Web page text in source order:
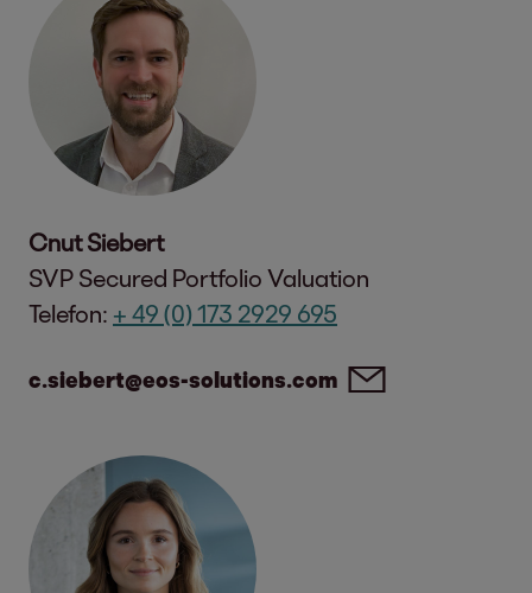
Cnut Siebert
SVP Secured Portfolio Valuation
Telefon: + 49 (0) 173 2929 695
c.siebert@eos-solutions.com